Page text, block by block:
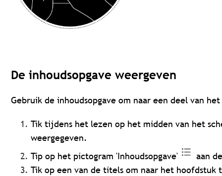
De inhoudsopgave weergeven
Gebruik de inhoudsopgave om naar een deel van
Tik tijdens het lezen op het midden van het
weergegeven.
Tip op het pictogram 'Inhoudsopgave'
aan
Tik op een van de titels om naar het hoofdstuk